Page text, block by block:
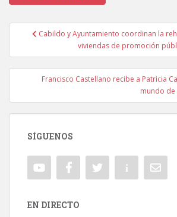
Navegación de
Cabildo y Ayuntamiento coordinan la
viviendas de promoción
Francisco Castellano recibe a Patricia
mundo de
SÍGUENOS
EN DIRECTO